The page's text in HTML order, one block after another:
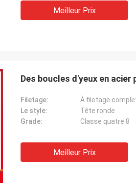
Meilleur Prix
Des boucles d'yeux en
Filetage:
À filetage
Le style:
Tête ronde
Grade:
Classe quatre.8
Meilleur Prix